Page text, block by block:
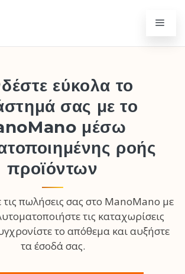
εύκολα το
σας με το
μέσω
ροής
προϊόντων
τις πωλήσεις σας στο ManoMano με
τις καταχωρίσεις
το απόθεμα και αυξήστε
τα έσοδά σας.